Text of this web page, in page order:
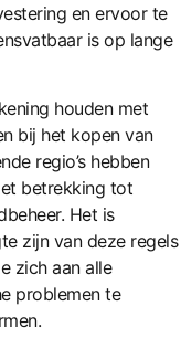
en ervoor te
is op lange
houden met
bij het kopen van
regio’s hebben
betrekking tot
Het is
zijn van deze regels
zich aan alle
problemen te